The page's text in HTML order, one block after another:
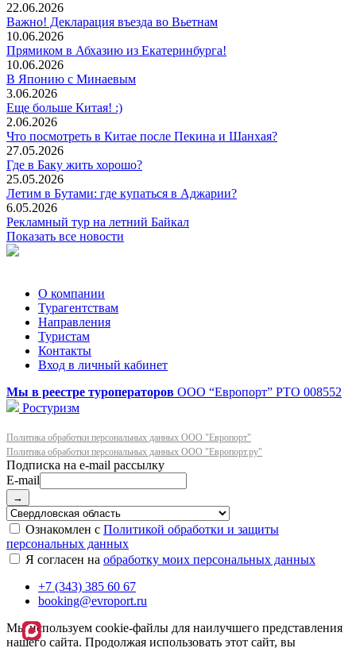
22.06.2026
Важно! Декларация въезда во Вьетнам
10.06.2026
Прямиком в Абхазию из Екатеринбурга!
10.06.2026
В Японию с Минаевым
3.06.2026
Еще больше Китая! :)
2.06.2026
Что посмотреть в Китае после Пекина и Шанхая?
27.05.2026
Где в Баку жить хорошо?
25.05.2026
Летим в Бутами: где купаться в Аджарии?
6.05.2026
Рекламный тур на летний Байкал
Показать все новости
О компании
Турагентствам
Направления
Туристам
Контакты
Вход в личный кабинет
Мы в реестре туроператоров ООО “Европорт” РТО 008552
Ростуризм
Политика обработки персональных данных ООО "Европорт"
Политика обработки персональных данных ООО "Европорт.ру"
E-mail
→
Ознакомлен с Политикой обработки и защиты
персональных данных
Я согласен на обработку моих персональных данных
+7 (343) 385 60 67
booking@evroport.ru
Мы используем cookie-файлы для наилучшего представления
нашего сайта. Продолжая использовать этот сайт, вы